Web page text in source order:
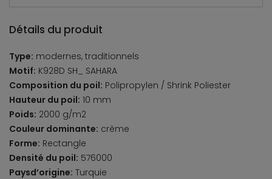
Détails du produit
Type: modernes, traditionnels
Motif: K928D SH_ SAHARA
Composition du poil: Polipropylen / Shrink Poliester
Hauteur du poil: 10 mm
Poids: 2000 g/m2
Couleur dominante: crème
Forme: Rectangle
Densité du poil: 576000
Paysd’origine: Turquie